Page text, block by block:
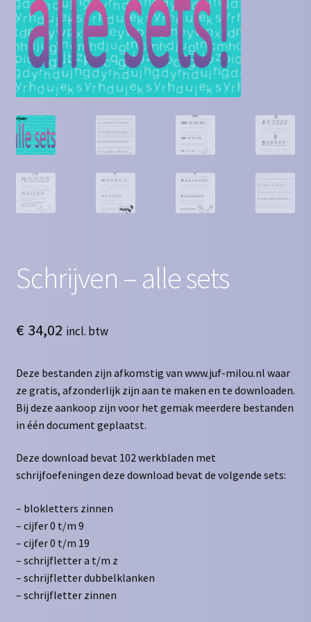
Contact
Homepagina
Mijn account
Privacy Policy
Winkel
Schrijven – alle sets
€34,02 incl. btw
Deze bestanden zijn afkomstig van www.juf-milou.nl waar
ze gratis, afzonderlijk zijn aan te maken en te downloaden.
Bij deze aankoop zijn voor het gemak meerdere bestanden
in één document geplaatst.
Deze download bevat 102 werkbladen met
schrijfoefeningen deze download bevat de volgende sets:
– blokletters zinnen
– cijfer 0 t/m 9
– cijfer 0 t/m 19
– schrijfletter a t/m z
– schrijfletter dubbelklanken
– schrijfletter zinnen